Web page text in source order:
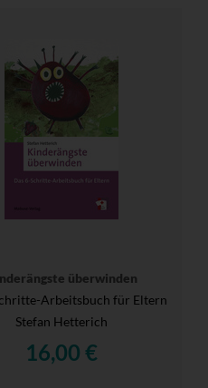
überwinden
Arbeitsbuch für Eltern
Stefan Hetterich
16,00 €